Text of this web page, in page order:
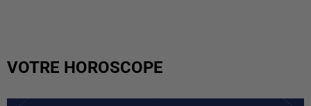
VOTRE HOROSCOPE